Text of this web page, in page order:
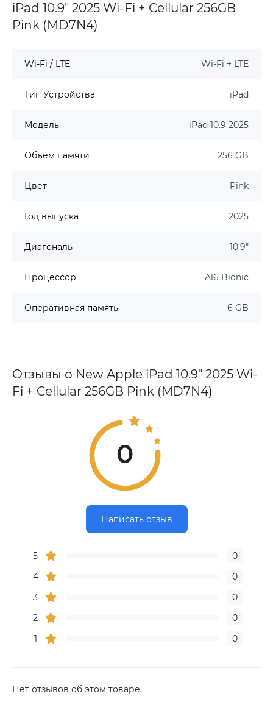
iPad 10.9" 2025 Wi-Fi + Cellular 256GB
Pink (MD7N4)
Wi-Fi / LTE Wi-Fi + LTE
Тип Устройства iPad
Модель iPad 10.9 2025
Объем памяти 256 GB
Цвет Pink
Год выпуска 2025
Диагональ 10.9"
Процессор A16 Bionic
Оперативная память 6 GB
Отзывы о New Apple iPad 10.9" 2025 Wi-
Fi + Cellular 256GB Pink (MD7N4)
0
Написать отзыв
5
0
4
0
3
0
2
0
1
0
Нет отзывов об этом товаре.